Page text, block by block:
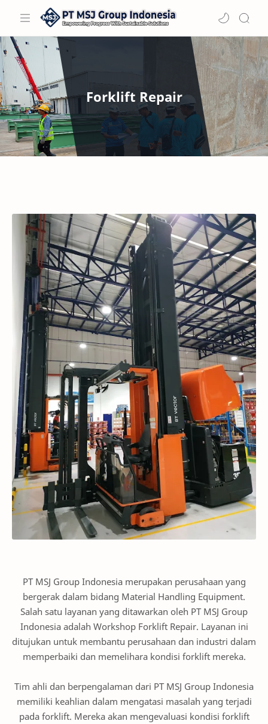
Forklift Repair
PT MSJ Group Indonesia merupakan perusahaan yang
bergerak dalam bidang Material Handling Equipment.
Salah satu layanan yang ditawarkan oleh PT MSJ Group
Indonesia adalah Workshop Forklift Repair. Layanan ini
ditujukan untuk membantu perusahaan dan industri dalam
memperbaiki dan memelihara kondisi forklift mereka.
Tim ahli dan berpengalaman dari PT MSJ Group Indonesia
memiliki keahlian dalam mengatasi masalah yang terjadi
pada forklift. Mereka akan mengevaluasi kondisi forklift